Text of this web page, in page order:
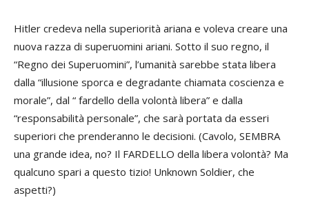
Hitler credeva nella superiorità ariana e voleva creare una
nuova razza di superuomini ariani. Sotto il suo regno, il
“Regno dei Superuomini”, l’umanità sarebbe stata libera
dalla “illusione sporca e degradante chiamata coscienza e
morale”, dal “ fardello della volontà libera” e dalla
“responsabilità personale”, che sarà portata da esseri
superiori che prenderanno le decisioni. (Cavolo, SEMBRA
una grande idea, no? Il FARDELLO della libera volontà? Ma
qualcuno spari a questo tizio! Unknown Soldier, che
aspetti?)